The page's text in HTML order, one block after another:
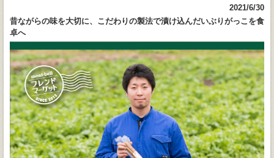
2021/6/30
昔ながらの味を大切に、こだわりの製法で漬け込んだいぶりがっこを食
卓へ